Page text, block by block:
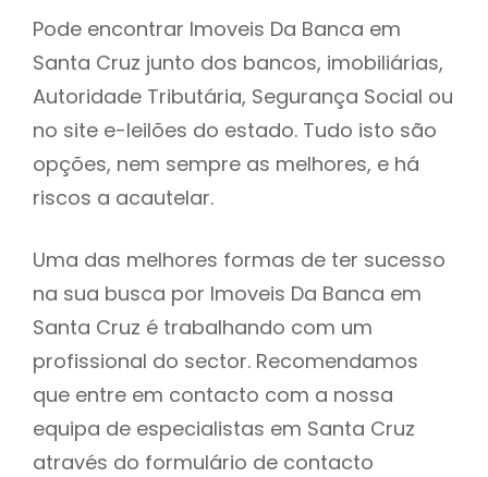
Pode encontrar Imoveis Da Banca em
Santa Cruz junto dos bancos, imobiliárias,
Autoridade Tributária, Segurança Social ou
no site e-leilões do estado. Tudo isto são
opções, nem sempre as melhores, e há
riscos a acautelar.
Uma das melhores formas de ter sucesso
na sua busca por Imoveis Da Banca em
Santa Cruz é trabalhando com um
profissional do sector. Recomendamos
que entre em contacto com a nossa
equipa de especialistas em Santa Cruz
através do formulário de contacto